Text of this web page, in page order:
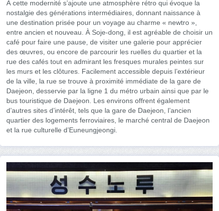
À cette modernité s’ajoute une atmosphère rétro qui évoque la
nostalgie des générations intermédiaires, donnant naissance à
une destination prisée pour un voyage au charme « newtro »,
entre ancien et nouveau. À Soje-dong, il est agréable de choisir un
café pour faire une pause, de visiter une galerie pour apprécier
des œuvres, ou encore de parcourir les ruelles du quartier et la
rue des cafés tout en admirant les fresques murales peintes sur
les murs et les clôtures. Facilement accessible depuis l’extérieur
de la ville, la rue se trouve à proximité immédiate de la gare de
Daejeon, desservie par la ligne 1 du métro urbain ainsi que par le
bus touristique de Daejeon. Les environs offrent également
d’autres sites d’intérêt, tels que la gare de Daejeon, l’ancien
quartier des logements ferroviaires, le marché central de Daejeon
et la rue culturelle d’Euneungjeongi.